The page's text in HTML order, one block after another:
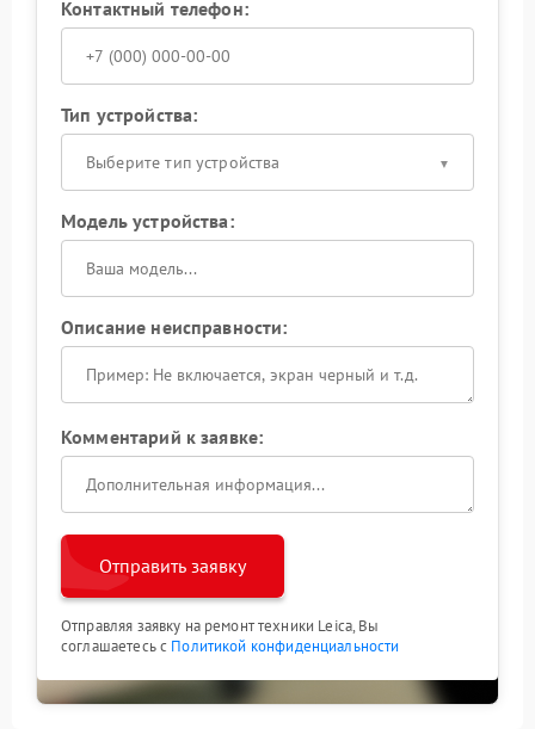
Контактный телефон:
Тип устройства:
Выберите тип устройства
Модель устройства:
Описание неисправности:
Комментарий к заявке:
Отправить заявку
Отправляя заявку на ремонт техники Leica, Вы
соглашаетесь с Политикой конфиденциальности